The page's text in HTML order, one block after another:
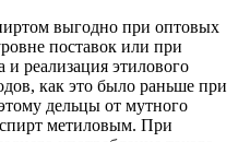
выгодно при оптовых
поставок или при
реализация этилового
как это было раньше при
дельцы от мутного
метиловым. При